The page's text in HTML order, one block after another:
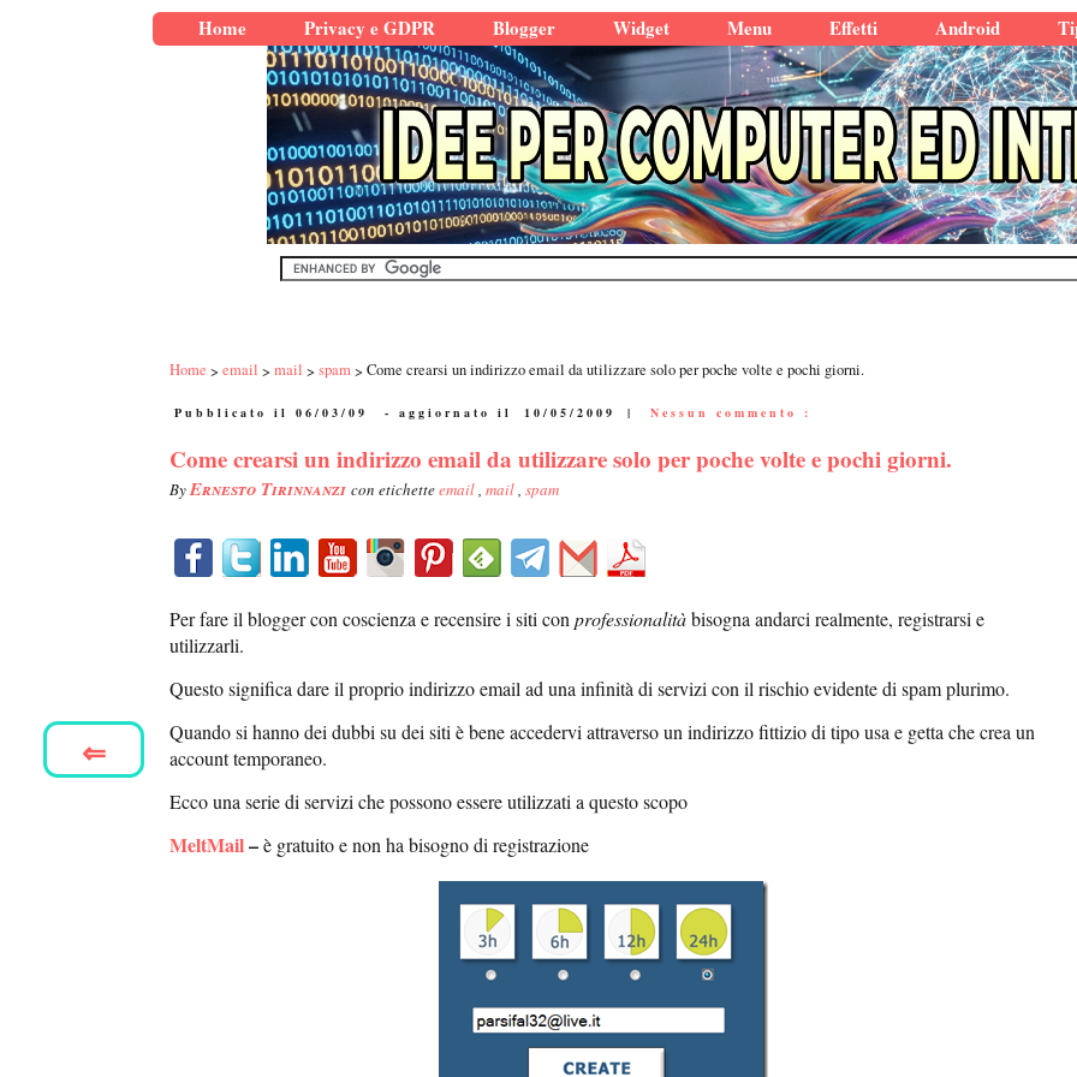
Home Privacy e GDPR Blogger Widget Menu Effetti Android
Home email mail spam Come crearsi un indirizzo email da utilizzare solo per poche volte e pochi giorni.
Pubblicato il 06/03/09 - aggiornato il 10/05/2009 | Nessun commento :
Come crearsi un indirizzo email da utilizzare solo per poche volte e pochi giorni.
ByErnesto Tirinnanzi con etichetteemail, mail, spam
Per fare il blogger con coscienza e recensire i siti con professionalitàbisogna andarci realmente, registrarsi e
utilizzarli.
Questo significa dare il proprio indirizzo email ad una infinità di servizi con il rischio evidente di spam plurimo.
Quando si hanno dei dubbi su dei siti è bene accedervi attraverso un indirizzo fittizio di tipo usa e getta che crea un
account temporaneo.
Ecco una serie di servizi che possono essere utilizzati a questo scopo
MeltMail–è gratuito e non ha bisogno di registrazione
⇐